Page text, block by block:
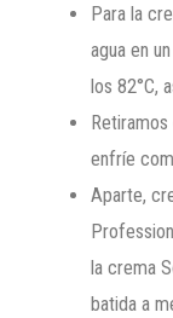
Para la
agua en
los 82°C,
enfríe
Aparte,
la crema
batida a